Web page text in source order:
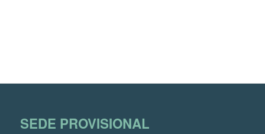
SEDE PROVISIONAL